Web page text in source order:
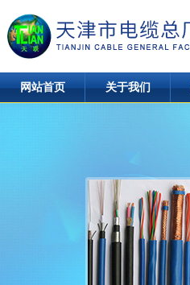
网站首页 关于我们